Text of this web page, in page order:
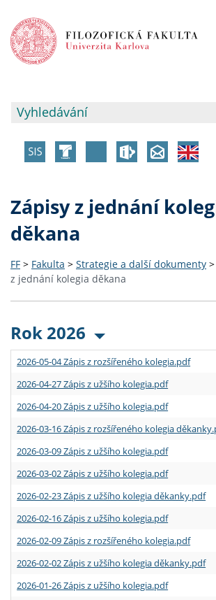
Zápisy z jednání
děkana
FF > Fakulta > Strategie a další dokumenty >
z jednání kolegia děkana
Rok 2026
2026-05-04 Zápis z rozšířeného kolegia.pdf
2026-04-27 Zápis z užšího kolegia.pdf
2026-04-20 Zápis z užšího kolegia.pdf
2026-03-16 Zápis z rozšířeného kolegia
2026-03-09 Zápis z užšího kolegia.pdf
2026-03-02 Zápis z užšího kolegia.pdf
2026-02-23 Zápis z užšího kolegia děkanky.pdf
2026-02-16 Zápis z užšího kolegia.pdf
2026-02-09 Zápis z rozšířeného kolegia.pdf
2026-02-02 Zápis z užšího kolegia děkanky.pdf
2026-01-26 Zápis z užšího kolegia.pdf